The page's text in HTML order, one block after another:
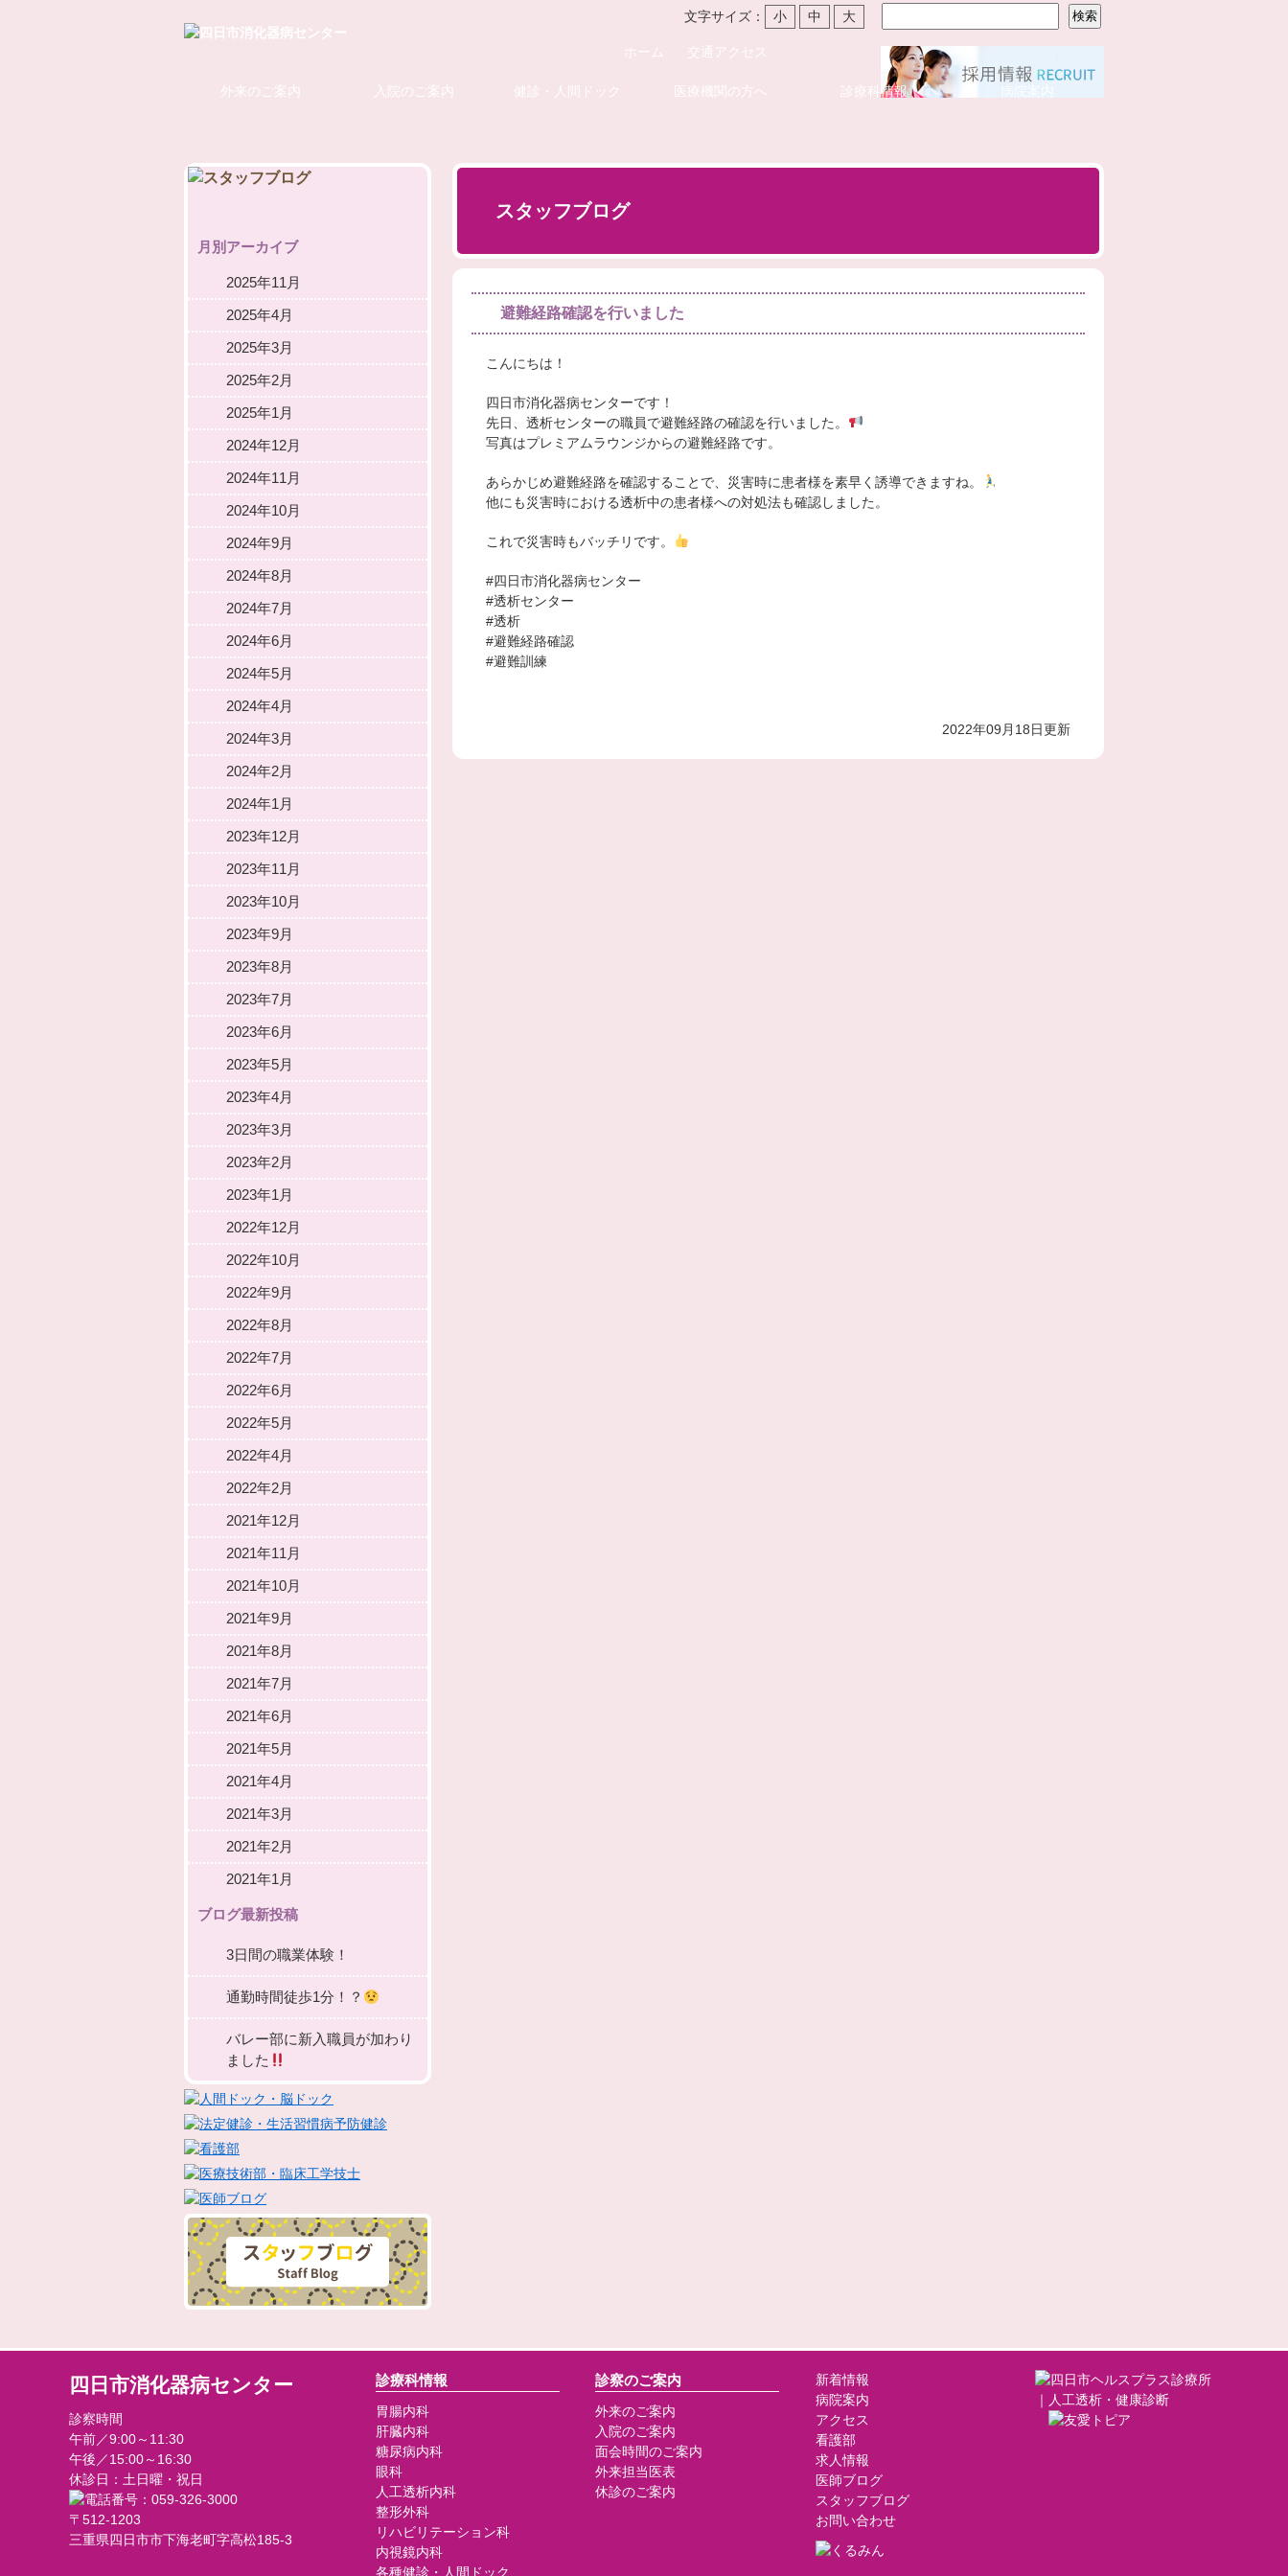
文字サイズ： 小 中 大
ホーム 交通アクセス
外来のご案内 入院のご案内 健診・人間ドック 医療機関の方へ 診療科情報
スタッフブログ
避難経路確認を行いました
こんにちは！
四日市消化器病センターです！
先日、透析センターの職員で避難経路の確認を行いました。
写真はプレミアムラウンジからの避難経路です。
あらかじめ避難経路を確認することで、災害時に患者様を素早く誘導できますね。
他にも災害時における透析中の患者様への対処法も確認しました。
これで災害時もバッチリです。
#四日市消化器病センター
#透析センター
#透析
#避難経路確認
#避難訓練
2022年09月18日更新
月別アーカイブ
2025年11月
2025年4月
2025年3月
2025年2月
2025年1月
2024年12月
2024年11月
2024年10月
2024年9月
2024年8月
2024年7月
2024年6月
2024年5月
2024年4月
2024年3月
2024年2月
2024年1月
2023年12月
2023年11月
2023年10月
2023年9月
2023年8月
2023年7月
2023年6月
2023年5月
2023年4月
2023年3月
2023年2月
2023年1月
2022年12月
2022年10月
2022年9月
2022年8月
2022年7月
2022年6月
2022年5月
2022年4月
2022年2月
2021年12月
2021年11月
2021年10月
2021年9月
2021年8月
2021年7月
2021年6月
2021年5月
2021年4月
2021年3月
2021年2月
2021年1月
ブログ最新投稿
3日間の職業体験！
通勤時間徒歩1分！？
バレー部に新入職員が加わり
ました
四日市消化器病センター
診察時間
午前／9:00～11:30
午後／15:00～16:30
休診日：土日曜・祝日
〒512-1203
三重県四日市市下海老町字高松185-3
診療科情報
胃腸内科
肝臓内科
糖尿病内科
眼科
人工透析内科
整形外科
リハビリテーション科
内視鏡内科
各種健診・人間ドック
診察のご案内
外来のご案内
入院のご案内
面会時間のご案内
外来担当医表
休診のご案内
新着情報
病院案内
アクセス
看護部
求人情報
医師ブログ
スタッフブログ
お問い合わせ